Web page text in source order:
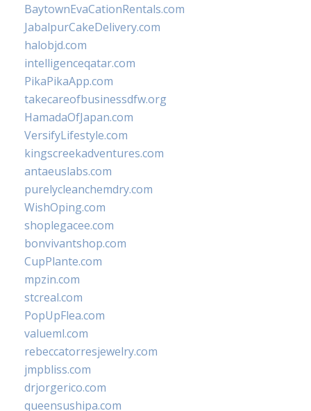
BaytownEvaCationRentals.com
JabalpurCakeDelivery.com
halobjd.com
intelligenceqatar.com
PikaPikaApp.com
takecareofbusinessdfw.org
HamadaOfJapan.com
VersifyLifestyle.com
kingscreekadventures.com
antaeuslabs.com
purelycleanchemdry.com
WishOping.com
shoplegacee.com
bonvivantshop.com
CupPlante.com
mpzin.com
stcreal.com
PopUpFlea.com
valueml.com
rebeccatorresjewelry.com
jmpbliss.com
drjorgerico.com
queensushipa.com